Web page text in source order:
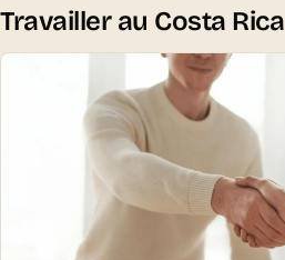
Travailler au Costa Rica